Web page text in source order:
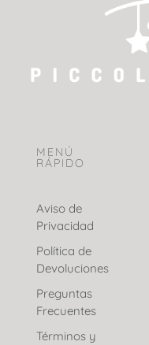
MENÚ
RÁPIDO
Aviso de
Privacidad
Política de
Devoluciones
Preguntas
Frecuentes
Términos y